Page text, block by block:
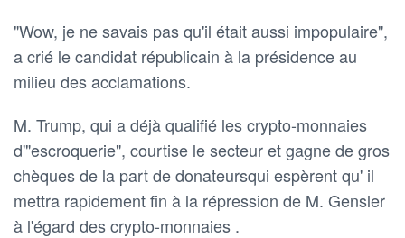
"Wow, je ne savais pas qu'il était aussi impopulaire",
a crié le candidat républicain à la présidence au
milieu des acclamations.
M. Trump, qui a déjà qualifié les crypto-monnaies
d'"escroquerie", courtise le secteur et gagne de gros
chèques de la part de donateursqui espèrent qu' il
mettra rapidement fin à la répression de M. Gensler
à l'égard des crypto-monnaies .